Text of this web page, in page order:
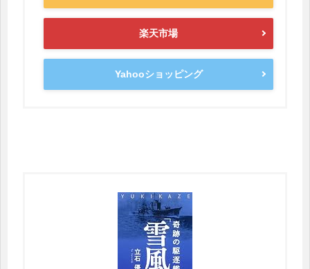
楽天市場
Yahooショッピング